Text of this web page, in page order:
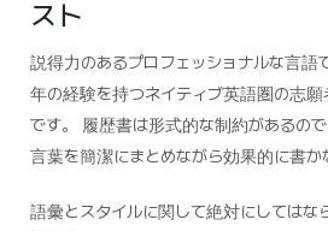
スト
説得力のあるプロフェッショナルな言語
年の経験を持つネイティブ英語圏の志願
です。 履歴書は形式的な制約があるの
言葉を簡潔にまとめながら効果的に書か
語彙とスタイルに関して絶対にしてはな